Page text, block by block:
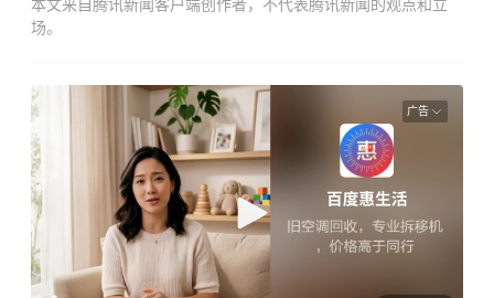
本文来自腾讯新闻客户端创作者，不代表腾讯新闻的观点和立
场。
广告